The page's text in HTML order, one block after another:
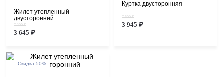
Жилет утепленный
двусторонний
7 290 ₽
3 645 ₽
Куртка двусторонняя
7 890 ₽
3 945 ₽
Скидка 50%